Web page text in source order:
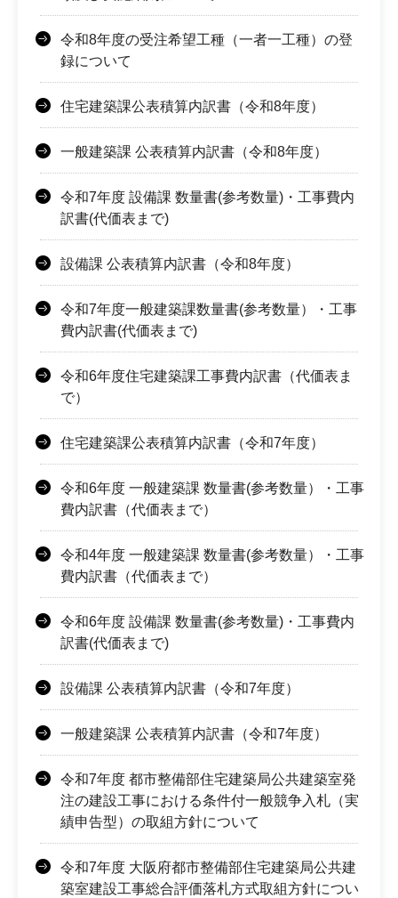
令和8年度の受注希望工種（一者一工種）の登
録について
住宅建築課公表積算内訳書（令和8年度）
一般建築課 公表積算内訳書（令和8年度）
令和7年度 設備課 数量書(参考数量)・工事費内
訳書(代価表まで)
設備課 公表積算内訳書（令和8年度）
令和7年度一般建築課数量書(参考数量）・工事
費内訳書(代価表まで)
令和6年度住宅建築課工事費内訳書（代価表ま
で）
住宅建築課公表積算内訳書（令和7年度）
令和6年度 一般建築課 数量書(参考数量）・工事
費内訳書（代価表まで）
令和4年度 一般建築課 数量書(参考数量）・工事
費内訳書（代価表まで）
令和6年度 設備課 数量書(参考数量)・工事費内
訳書(代価表まで)
設備課 公表積算内訳書（令和7年度）
一般建築課 公表積算内訳書（令和7年度）
令和7年度 都市整備部住宅建築局公共建築室発
注の建設工事における条件付一般競争入札（実
績申告型）の取組方針について
令和7年度 大阪府都市整備部住宅建築局公共建
築室建設工事総合評価落札方式取組方針につい